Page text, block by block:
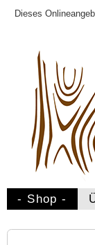
Dieses
- Shop -